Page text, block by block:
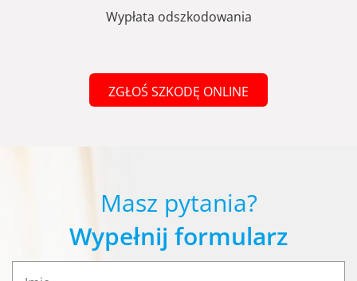
Wypłata odszkodowania
ZGŁOŚ SZKODĘ ONLINE
Masz pytania?
Wypełnij formularz